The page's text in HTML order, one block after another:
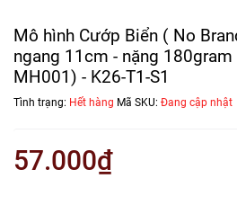
Mô hình Cướp Biển ( No
ngang 11cm - nặng 180gram
MH001) - K26-T1-S1
Tình trạng: Hết hàng Mã SKU: Đang cập nhật
57.000₫